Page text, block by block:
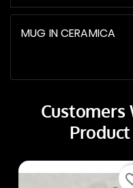
MUG IN CERAMICA
Customers